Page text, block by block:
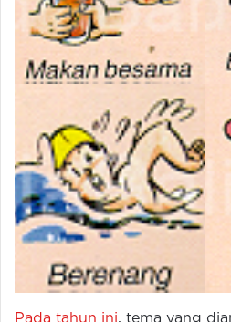
Pada tahun ini, tema yang